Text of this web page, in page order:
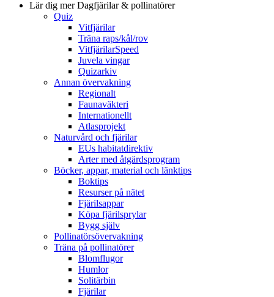
Lär dig merDagfjärilar & pollinatörer
Quiz
Vitfjärilar
Träna raps/kål/rov
VitfjärilarSpeed
Juvela vingar
Quizarkiv
Annan övervakning
Regionalt
Faunaväkteri
Internationellt
Atlasprojekt
Naturvård och fjärilar
EUs habitatdirektiv
Arter med åtgärdsprogram
Böcker, appar, material och länktips
Boktips
Resurser på nätet
Fjärilsappar
Köpa fjärilsprylar
Bygg själv
Pollinatörsövervakning
Träna på pollinatörer
Blomflugor
Humlor
Solitärbin
Fjärilar